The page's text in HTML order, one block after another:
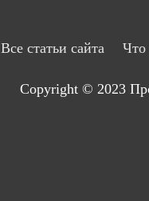
Все статьи сайта Что
Copyright © 2023